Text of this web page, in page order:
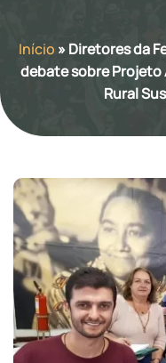
Início »Diretores da
debate sobre
Rural